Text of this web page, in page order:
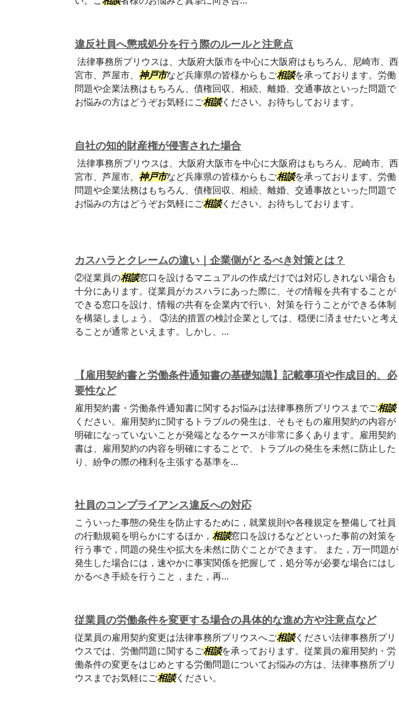
違反社員へ懲戒処分を行う際のルールと注意点
法律事務所プリウスは、大阪府大阪市を中心に大阪府はもちろん、尼崎市、西
宮市、芦屋市、 神戸市など兵庫県の皆様からもご相談を承っております。労働
問題や企業法務はもちろん、債権回収、相続、離婚、交通事故といった問題で
お悩みの方はどうぞお気軽にご相談ください。お待ちしております。
自社の知的財産権が侵害された場合
法律事務所プリウスは、大阪府大阪市を中心に大阪府はもちろん、尼崎市、西
宮市、芦屋市、 神戸市など兵庫県の皆様からもご相談を承っております。労働
問題や企業法務はもちろん、債権回収、相続、離婚、交通事故といった問題で
お悩みの方はどうぞお気軽にご相談ください。お待ちしております。
カスハラとクレームの違い｜企業側がとるべき対策とは？
②従業員の相談窓口を設けるマニュアルの作成だけでは対応しきれない場合も
十分にあります。従業員がカスハラにあった際に、その情報を共有することが
できる窓口を設け、情報の共有を企業内で行い、対策を行うことができる体制
を構築しましょう。 ③法的措置の検討企業としては、穏便に済ませたいと考え
ることが通常といえます。しかし、...
【雇用契約書と労働条件通知書の基礎知識】記載事項や作成目的、必
要性など
雇用契約書・労働条件通知書に関するお悩みは法律事務所プリウスまでご相談
ください。雇用契約に関するトラブルの発生は、そもそもの雇用契約の内容が
明確になっていないことが発端となるケースが非常に多くあります。雇用契約
書は、雇用契約の内容を明確にすることで、トラブルの発生を未然に防止した
り、紛争の際の権利を主張する基準を...
社員のコンプライアンス違反への対応
こういった事態の発生を防止するために，就業規則や各種規定を整備して社員
の行動規範を明らかにするほか， 相談窓口を設けるなどといった事前の対策を
行う事で，問題の発生や拡大を未然に防ぐことができます。 また，万一問題が
発生した場合には，速やかに事実関係を把握して，処分等が必要な場合にはし
かるべき手続を行うこと，また，再...
従業員の労働条件を変更する場合の具体的な進め方や注意点など
従業員の雇用契約変更は法律事務所プリウスへご相談ください法律事務所プリ
ウスでは、労働問題に関するご相談を承っております。従業員の雇用契約・労
働条件の変更をはじめとする労働問題についてお悩みの方は、法律事務所プリ
ウスまでお気軽にご相談ください。